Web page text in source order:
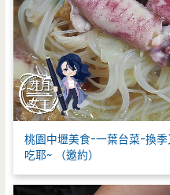
桃園中壢美食-一葉台菜-換
吃耶~ （邀約）